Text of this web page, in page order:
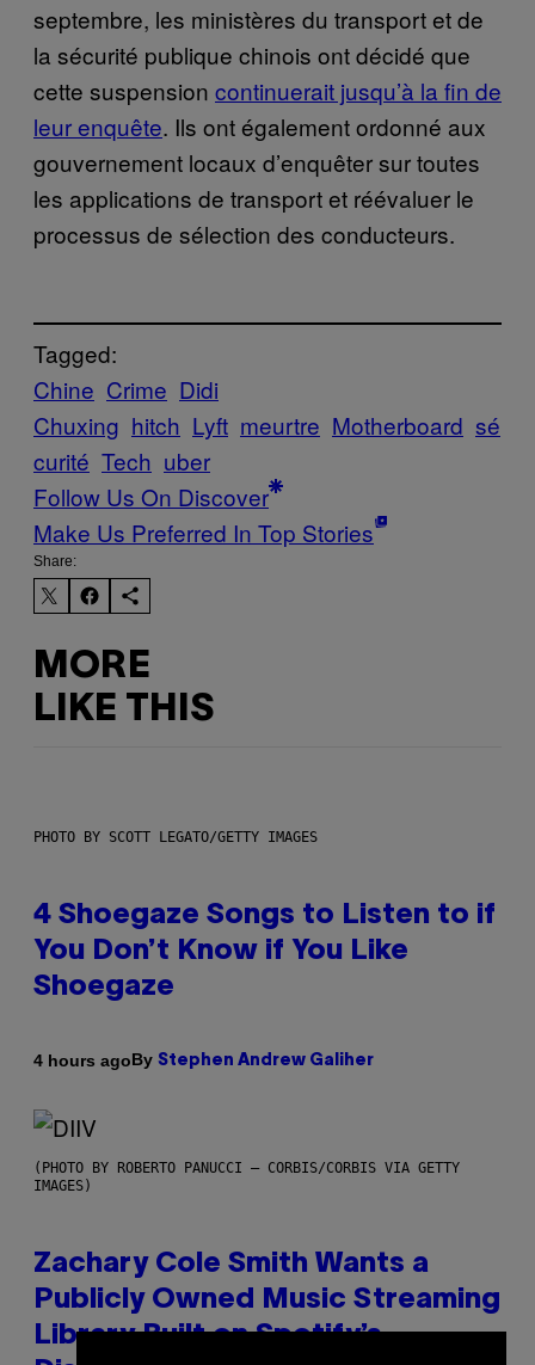
septembre, les ministères du transport et de
la sécurité publique chinois ont décidé que
cette suspension continuerait jusqu’à la fin de
leur enquête. Ils ont également ordonné aux
gouvernement locaux d’enquêter sur toutes
les applications de transport et réévaluer le
processus de sélection des conducteurs.
Tagged:
Chine Crime Didi
Chuxing hitch Lyft meurtre Motherboard sé
curité Tech uber
Follow Us On Discover
Make Us Preferred In Top Stories
Share:
MORE
LIKE THIS
PHOTO BY SCOTT LEGATO/GETTY IMAGES
4 Shoegaze Songs to Listen to if
You Don’t Know if You Like
Shoegaze
4 hours agoBy Stephen Andrew Galiher
(PHOTO BY ROBERTO PANUCCI – CORBIS/CORBIS VIA GETTY
IMAGES)
Zachary Cole Smith Wants a
Publicly Owned Music Streaming
Library Built on Spotify’s